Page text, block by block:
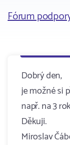
Fórum
Dobrý den,
je možné si
např. na 3
Děkuji.
Miroslav